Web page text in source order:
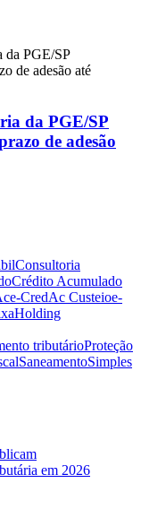
da PGE/SP
de adesão
Consultoria
Crédito Acumulado
e-CredAc Custeioe-
Holding
tributárioProteção
SaneamentoSimples